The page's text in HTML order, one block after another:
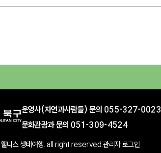
운영사(자연과사람들) 문의 055-327-0023
문화관광과 문의 051-309-4524
스 생태여행. all right reserved.관리자 로그인